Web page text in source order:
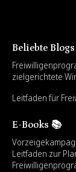
Beliebte
zielgerichtete
Leitfaden für
E-Books 📚
Leitfaden zur